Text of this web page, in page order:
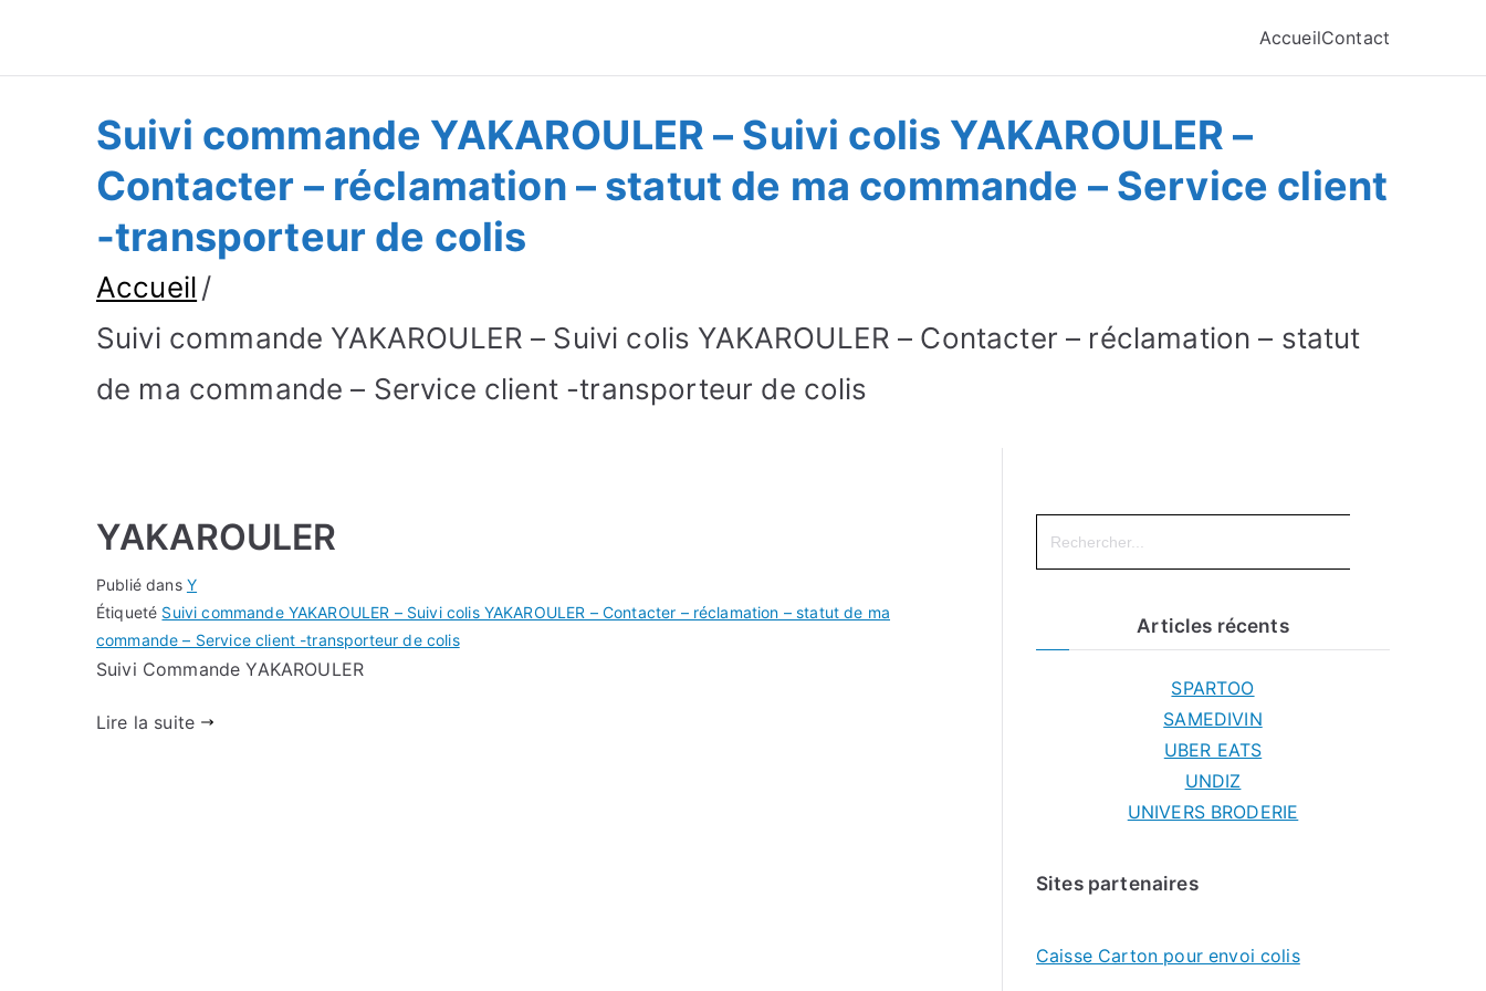
Suivre Colis - Suivre Commande
AccueilContact
Suivi commande YAKAROULER – Suivi colis YAKAROULER –
Contacter – réclamation – statut de ma commande – Service client
-transporteur de colis
Accueil
Suivi commande YAKAROULER – Suivi colis YAKAROULER – Contacter – réclamation – statut
de ma commande – Service client -transporteur de colis
YAKAROULER
Publié dans Y
Étiqueté Suivi commande YAKAROULER – Suivi colis YAKAROULER – Contacter – réclamation – statut de ma
commande – Service client -transporteur de colis
Suivi Commande YAKAROULER
Lire la suite
Search
for:
Articles récents
SPARTOO
SAMEDIVIN
UBER EATS
UNDIZ
UNIVERS BRODERIE
Sites partenaires
Caisse Carton pour envoi colis